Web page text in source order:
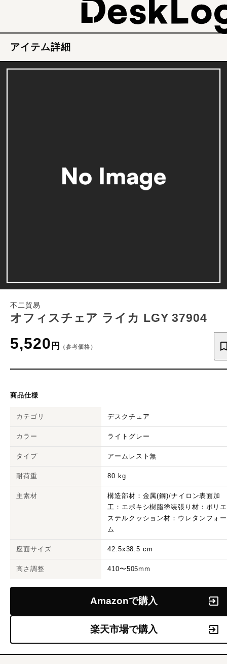
アイテム詳細
不二貿易
オフィスチェア ライカ LGY 37904
5,520 円 （参考価格）
商品仕様
カテゴリ デスクチェア
カラー ライトグレー
タイプ アームレスト無
耐荷重 80 kg
主素材
構造部材：金属(鋼)/ナイロン表面加
工：エポキシ樹脂塗装張り材：ポリエ
ステルクッション材：ウレタンフォー
ム
座面サイズ 42.5x38.5 cm
高さ調整 410〜505mm
Amazonで購入
楽天市場で購入